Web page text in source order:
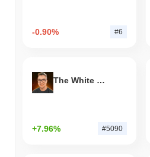
-0.90% #6
The White Bull
+7.96% #5090